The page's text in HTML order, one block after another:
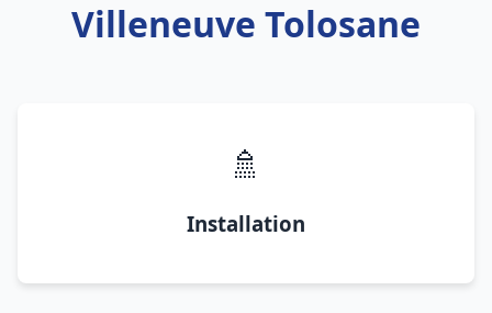
Villeneuve Tolosane
🚿
Installation